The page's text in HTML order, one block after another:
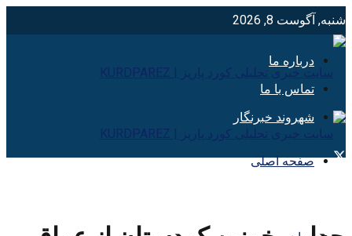
شنبه, آگوست 8, 2026
درباره ما
تماس با ما
شهروند خبرنگار
صفحه اصلی